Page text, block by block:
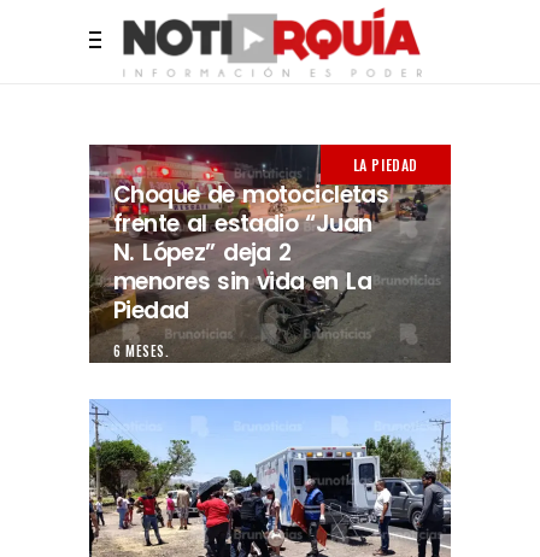
LA PIEDAD
Choque de motocicletas
frente al estadio “Juan
N. López” deja 2
menores sin vida en La
Piedad
6 MESES.